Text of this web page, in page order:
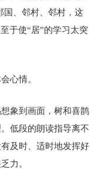
、邻村、邻村，这
于使“居”的学习太突
心情。
象到画面，树和喜鹊
低段的朗读指导离不
及时、适时地发挥好
力。